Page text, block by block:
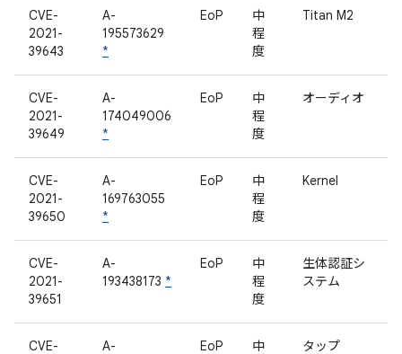
CVE-
2021-
39643
A-
195573629
*
EoP
中
程
度
Titan M2
CVE-
2021-
39649
A-
174049006
*
EoP
中
程
度
オーディオ
CVE-
2021-
39650
A-
169763055
*
EoP
中
程
度
Kernel
CVE-
2021-
39651
A-
193438173 *
EoP
中
程
度
生体認証シ
ステム
CVE-
A-
EoP
中
タップ